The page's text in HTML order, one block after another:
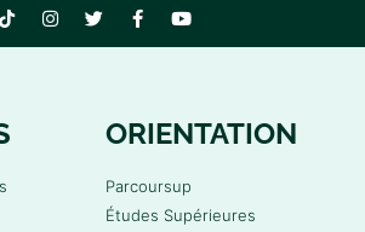
ORIENTATION
Parcoursup
Études Supérieures